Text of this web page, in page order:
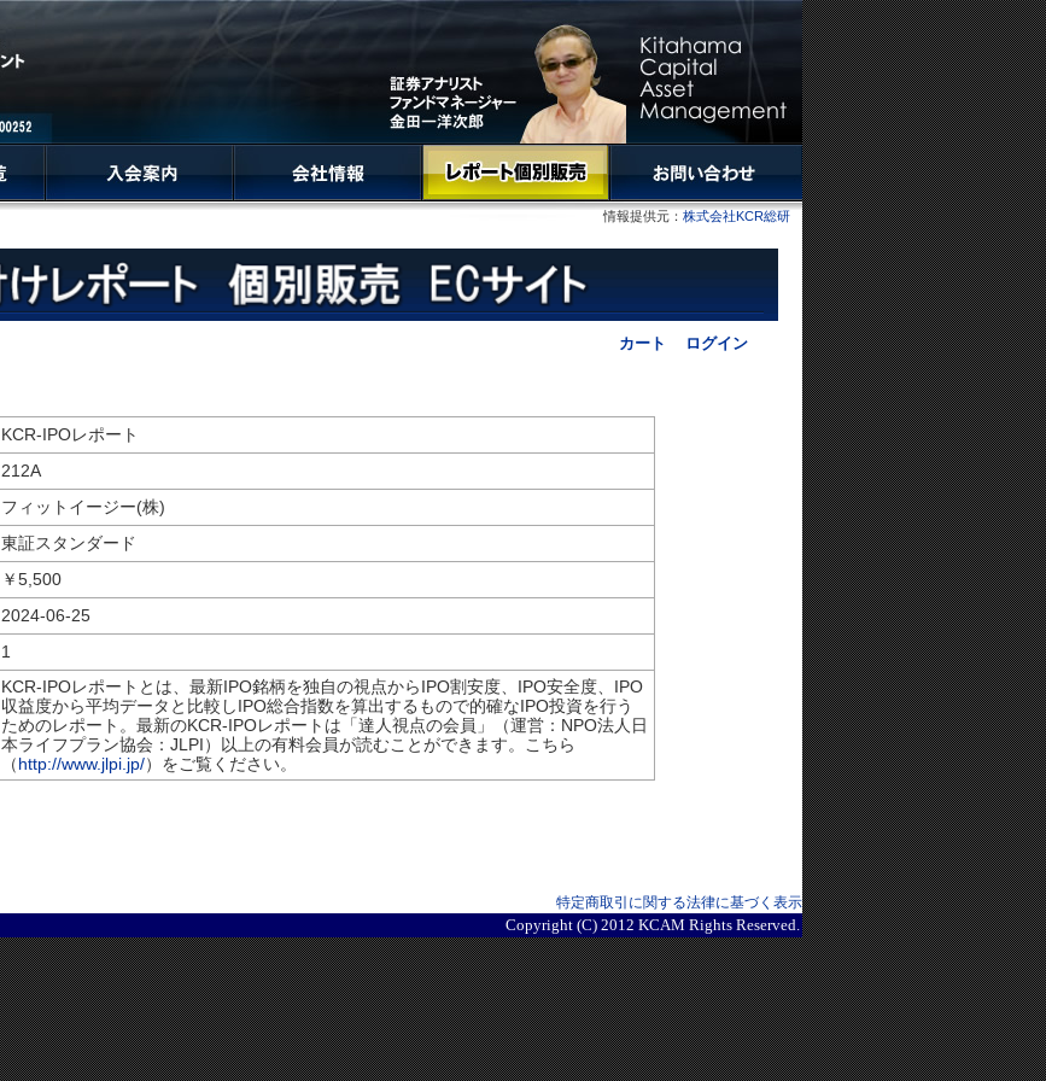
情報提供元： 株式会社KCR総研
カート ログイン
KCR-IPOレポート
212A
フィットイージー(株)
東証スタンダード
￥5,500
2024-06-25
1
KCR-IPOレポートとは、最新IPO銘柄を独自の視点からIPO割安度、IPO安全度、IPO
収益度から平均データと比較しIPO総合指数を算出するもので的確なIPO投資を行う
ためのレポート。最新のKCR-IPOレポートは「達人視点の会員」（運営：NPO法人日
本ライフプラン協会：JLPI）以上の有料会員が読むことができます。こちら
（http://www.jlpi.jp/）をご覧ください。
特定商取引に関する法律に基づく表示
Copyright (C) 2012 KCAM Rights Reserved.